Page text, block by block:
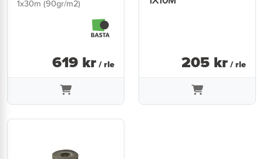
1x30m (90gr/m2)
619 kr / rle 205 kr / rle